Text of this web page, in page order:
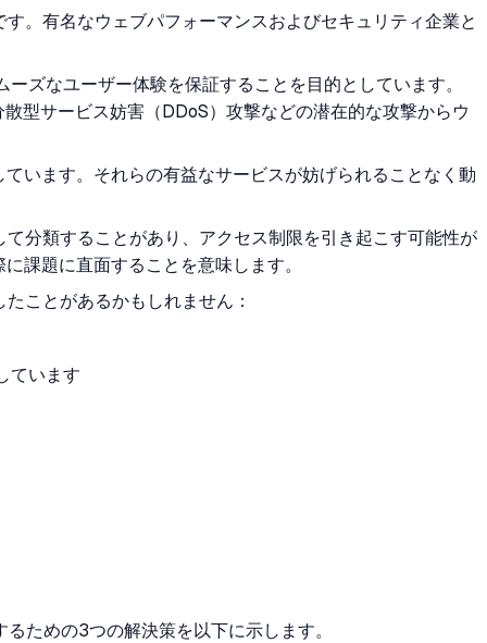
有名なウェブパフォーマンスおよびセキュリティ企業と
ズなユーザー体験を保証することを目的としています。
型サービス妨害（DDoS）攻撃などの潜在的な攻撃からウ
います。それらの有益なサービスが妨げられることなく動
分類することがあり、アクセス制限を引き起こす可能性が
課題に直面することを意味します。
ことがあるかもしれません：
ています
ための3つの解決策を以下に示します。